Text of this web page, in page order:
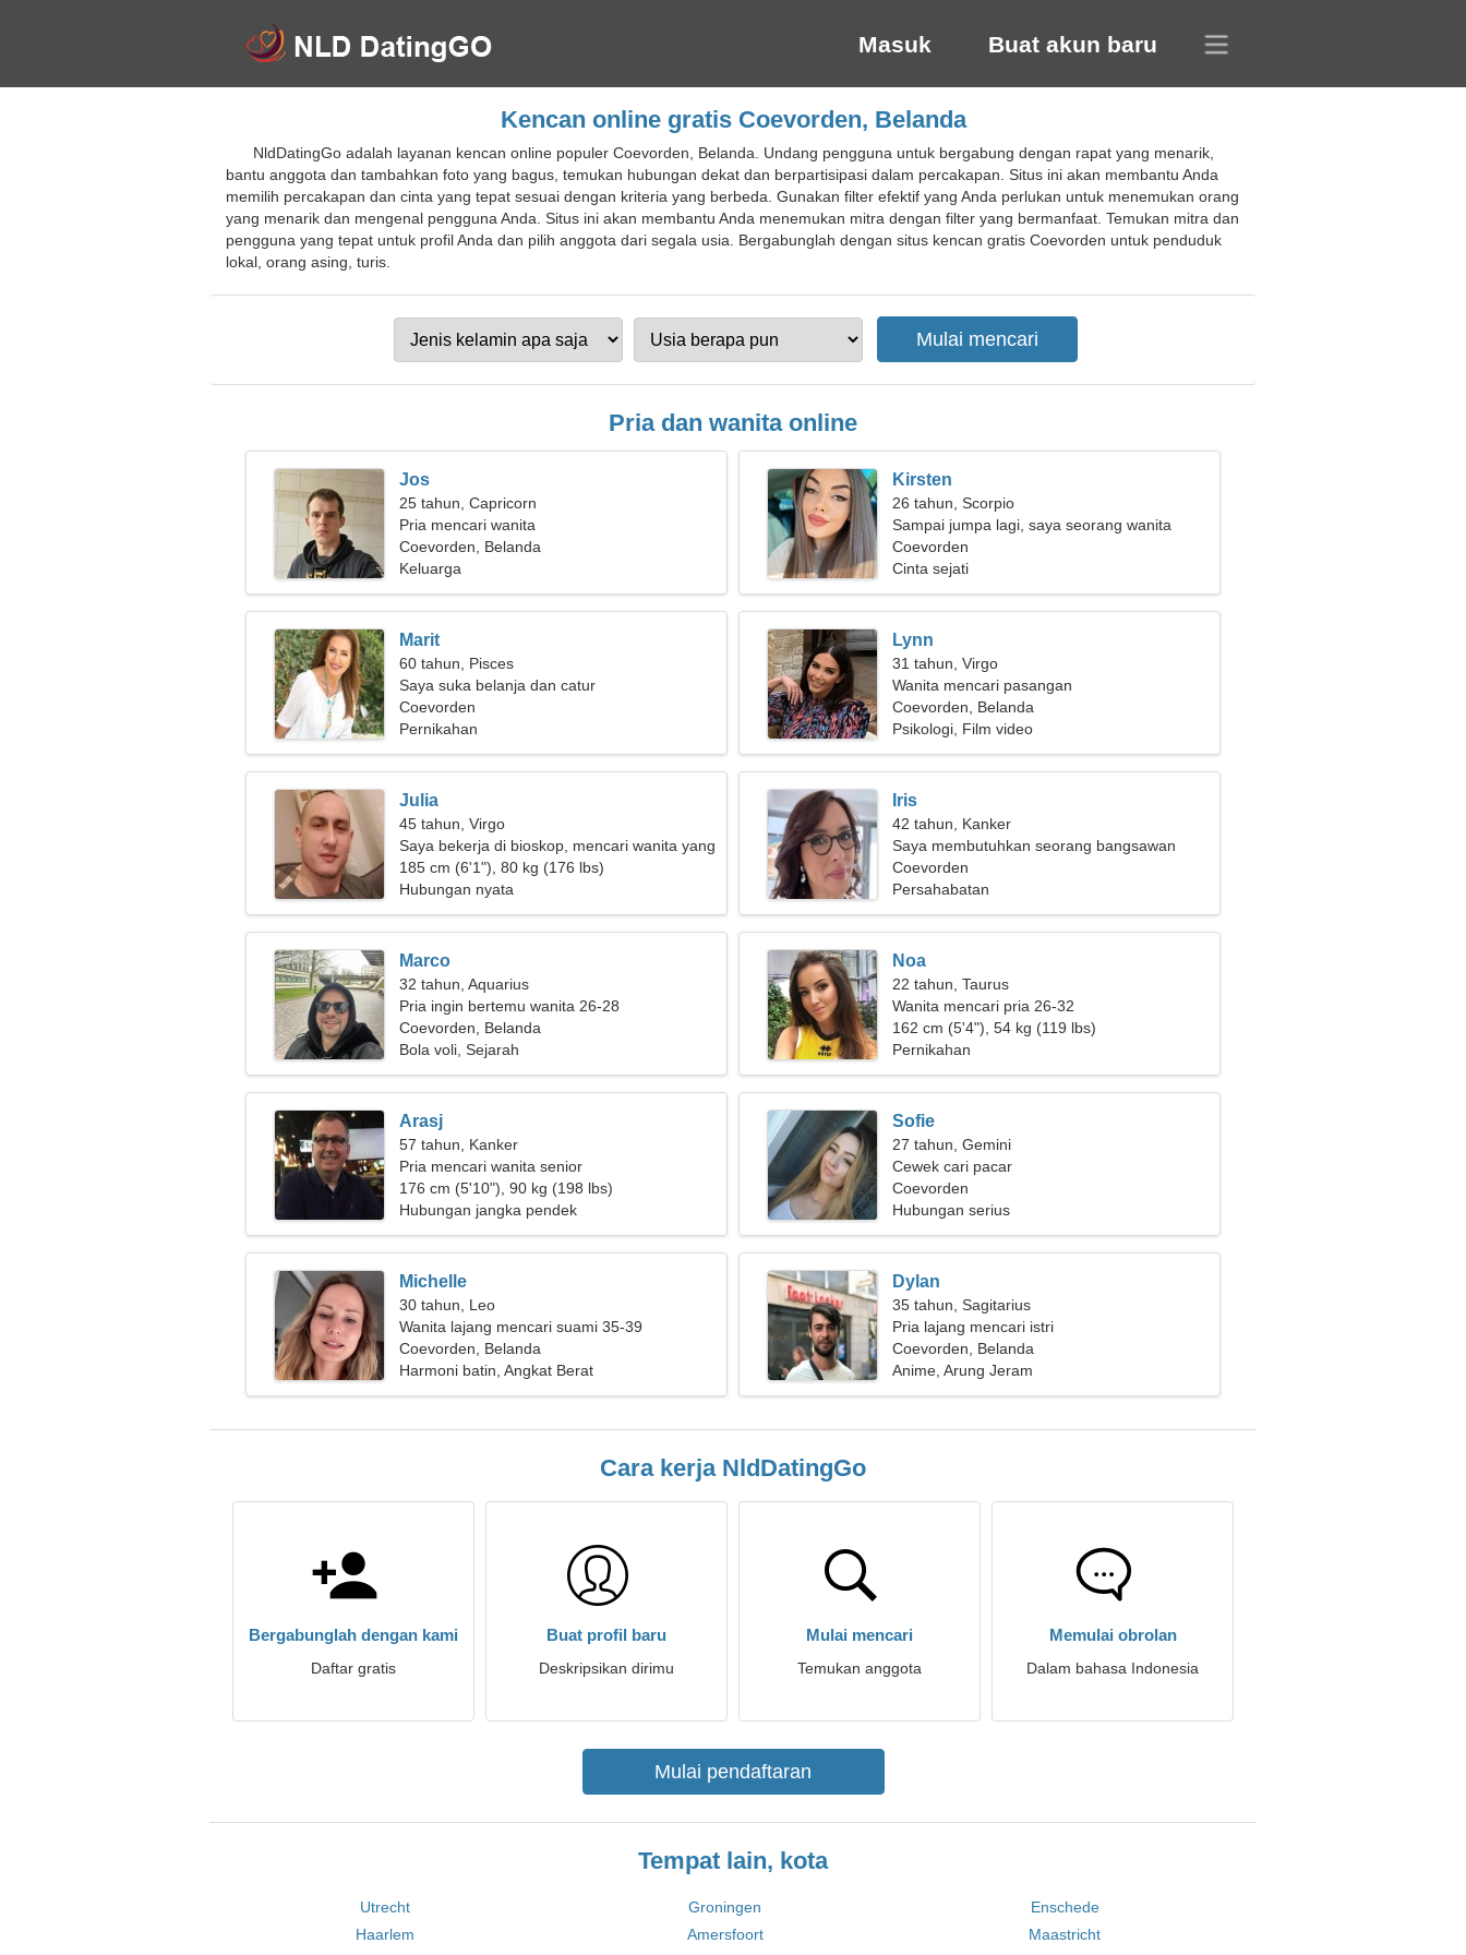
Masuk Buat akun baru
Kencan online gratis Coevorden, Belanda
NldDatingGo adalah layanan kencan online populer Coevorden, Belanda. Undang pengguna untuk bergabung dengan rapat yang menarik,
bantu anggota dan tambahkan foto yang bagus, temukan hubungan dekat dan berpartisipasi dalam percakapan. Situs ini akan membantu Anda
memilih percakapan dan cinta yang tepat sesuai dengan kriteria yang berbeda. Gunakan filter efektif yang Anda perlukan untuk menemukan orang
yang menarik dan mengenal pengguna Anda. Situs ini akan membantu Anda menemukan mitra dengan filter yang bermanfaat. Temukan mitra dan
pengguna yang tepat untuk profil Anda dan pilih anggota dari segala usia. Bergabunglah dengan situs kencan gratis Coevorden untuk penduduk
lokal, orang asing, turis.
Pria dan wanita online
Jos
25 tahun, Capricorn
Pria mencari wanita
Coevorden, Belanda
Keluarga
Kirsten
26 tahun, Scorpio
Sampai jumpa lagi, saya seorang wanita
yang brilian
Coevorden
Cinta sejati
Marit
60 tahun, Pisces
Saya suka belanja dan catur
Coevorden
Pernikahan
Lynn
31 tahun, Virgo
Wanita mencari pasangan
Coevorden, Belanda
Psikologi, Film video
Julia
45 tahun, Virgo
Saya bekerja di bioskop, mencari wanita yang
baik hati
185 cm (6'1"), 80 kg (176 lbs)
Hubungan nyata
Iris
42 tahun, Kanker
Saya membutuhkan seorang bangsawan
untuk berkemah
Coevorden
Persahabatan
Marco
32 tahun, Aquarius
Pria ingin bertemu wanita 26-28
Coevorden, Belanda
Bola voli, Sejarah
Noa
22 tahun, Taurus
Wanita mencari pria 26-32
162 cm (5'4"), 54 kg (119 lbs)
Pernikahan
Arasj
57 tahun, Kanker
Pria mencari wanita senior
176 cm (5'10"), 90 kg (198 lbs)
Hubungan jangka pendek
Sofie
27 tahun, Gemini
Cewek cari pacar
Coevorden
Hubungan serius
Michelle
30 tahun, Leo
Wanita lajang mencari suami 35-39
Coevorden, Belanda
Harmoni batin, Angkat Berat
Dylan
35 tahun, Sagitarius
Pria lajang mencari istri
Coevorden, Belanda
Anime, Arung Jeram
Cara kerja NldDatingGo
Bergabunglah dengan kami
Daftar gratis
Buat profil baru
Deskripsikan dirimu
Mulai mencari
Temukan anggota
Memulai obrolan
Dalam bahasa Indonesia
Mulai pendaftaran
Tempat lain, kota
Utrecht Groningen
Enschede
Haarlem
Amersfoort
Maastricht